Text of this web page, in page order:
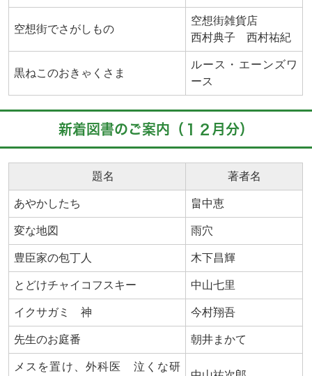
空想街でさがしもの
空想街雑貨店
西村典子 西村祐紀
黒ねこのおきゃくさま
ルース・エーンズワ
ース
新着図書のご案内（１２月分）
題名 著者名
あやかしたち 畠中恵
変な地図 雨穴
豊臣家の包丁人 木下昌輝
とどけチャイコフスキー 中山七里
イクサガミ 神 今村翔吾
先生のお庭番 朝井まかて
メスを置け、外科医 泣くな研